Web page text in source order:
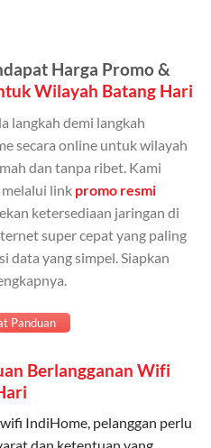
hingga 5 anggota
menggunakan kuota ini.
di seluruh Indonesia
4G.
dapat mendaftarkan anggota
anggota bisa langsung
Harga Promo &
Wilayah Batang Hari
langkah demi langkah
secara online untuk wilayah
dan tanpa ribet. Kami
link promo resmi
ketersediaan jaringan di
super cepat yang paling
data yang simpel. Siapkan
Panduan
Berlangganan Wifi
IndiHome, pelanggan perlu